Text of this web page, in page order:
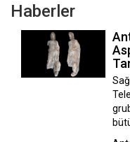
Haberler